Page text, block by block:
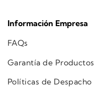
Información Empresa
FAQs
Garantía de Productos
Políticas de Despacho